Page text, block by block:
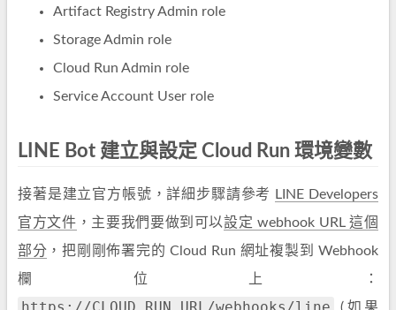
Artifact Registry Admin role
Storage Admin role
Cloud Run Admin role
Service Account User role
LINE Bot 建立與設定 Cloud Run 環境變數
接著是建立官方帳號，詳細步驟請參考
LINE Developers
官方文件 ，主要我們要做到可以設定 webhook URL 這個
部分 ，把剛剛佈署完的 Cloud Run 網址複製到 Webhook
欄位上：